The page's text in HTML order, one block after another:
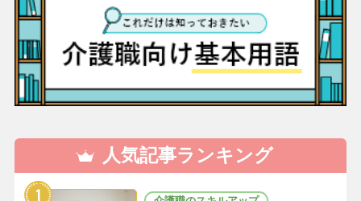
人気記事ランキング